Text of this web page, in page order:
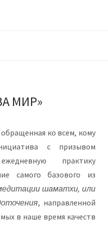
МИР»
ко всем, кому
с призывом
практику
самого базового из
шаматхи, или
, направленной
в наше время качеств